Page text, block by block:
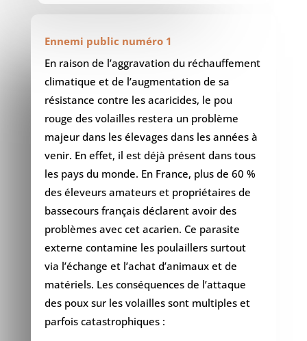
Ennemi public numéro 1
En raison de l’aggravation du réchauffement
climatique et de l’augmentation de sa
résistance contre les acaricides, le pou
rouge des volailles restera un problème
majeur dans les élevages dans les années à
venir. En effet, il est déjà présent dans tous
les pays du monde. En France, plus de 60 %
des éleveurs amateurs et propriétaires de
bassecours français déclarent avoir des
problèmes avec cet acarien. Ce parasite
externe contamine les poulaillers surtout
via l’échange et l’achat d’animaux et de
matériels. Les conséquences de l’attaque
des poux sur les volailles sont multiples et
parfois catastrophiques :